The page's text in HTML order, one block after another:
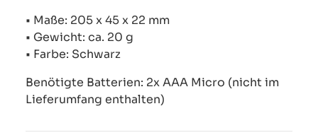
• Maße: 205 x 45 x 22 mm
• Gewicht: ca. 20 g
• Farbe: Schwarz
Benötigte Batterien: 2x AAA Micro (nicht im
Lieferumfang enthalten)